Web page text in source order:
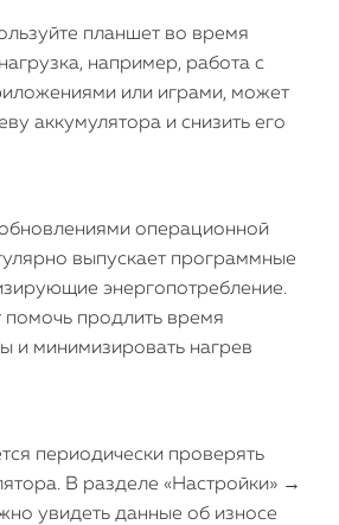
планшет во время
например, работа с
или играми, может
аккумулятора и снизить его
операционной
выпускает программные
энергопотребление.
продлить время
и минимизировать нагрев
периодически проверять
В разделе «Настройки» →
увидеть данные об износе